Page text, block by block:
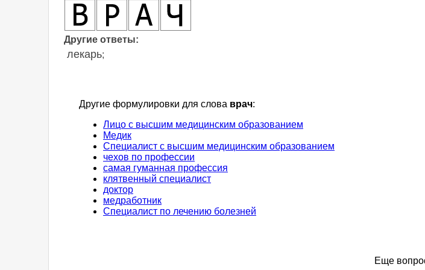
Другие ответы:
лекарь;
Другие формулировки для слова врач:
Лицо с высшим медицинским образованием
Медик
Специалист с высшим медицинским образованием
чехов по профессии
самая гуманная профессия
клятвенный специалист
доктор
медработник
Специалист по лечению болезней
Еще